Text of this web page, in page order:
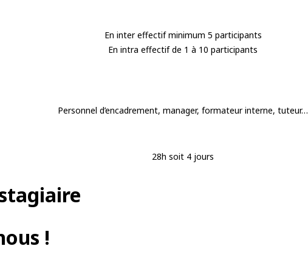
En inter effectif minimum 5 participants
En intra effectif de 1 à 10 participants
Personnel d’encadrement, manager, formateur interne, tuteur…
28h soit 4 jours
!